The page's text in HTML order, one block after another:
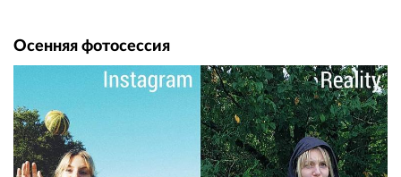
Осенняя фотосессия